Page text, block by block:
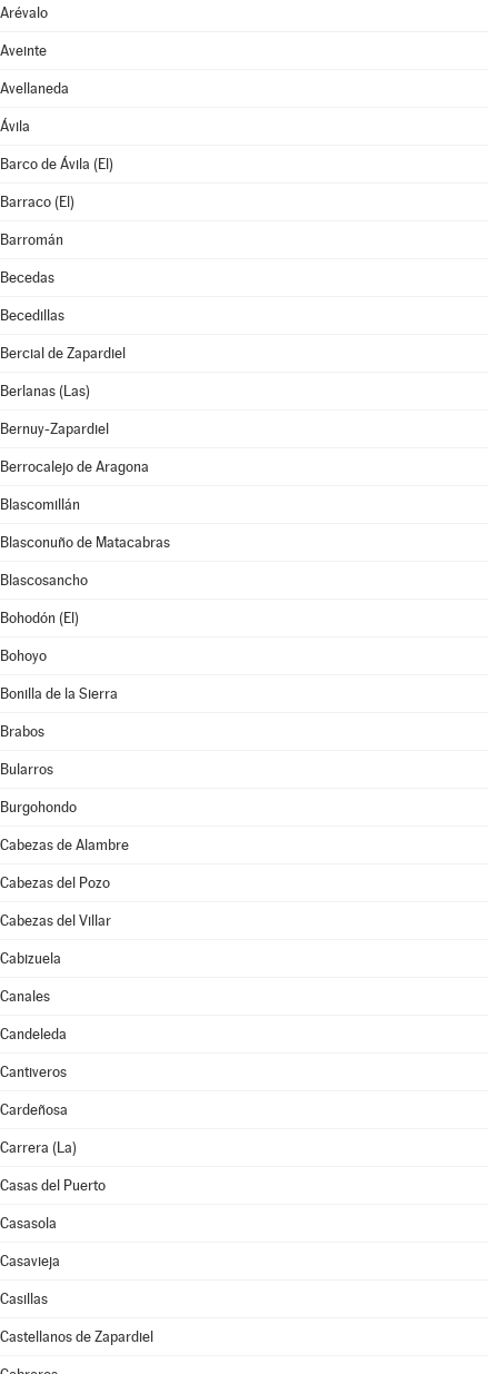
Arévalo
Aveinte
Avellaneda
Ávila
Barco de Ávila (El)
Barraco (El)
Barromán
Becedas
Becedillas
Bercial de Zapardiel
Berlanas (Las)
Bernuy-Zapardiel
Berrocalejo de Aragona
Blascomillán
Blasconuño de Matacabras
Blascosancho
Bohodón (El)
Bohoyo
Bonilla de la Sierra
Brabos
Bularros
Burgohondo
Cabezas de Alambre
Cabezas del Pozo
Cabezas del Villar
Cabizuela
Canales
Candeleda
Cantiveros
Cardeñosa
Carrera (La)
Casas del Puerto
Casasola
Casavieja
Casillas
Castellanos de Zapardiel